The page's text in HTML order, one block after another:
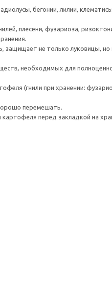
бегонии, лилии,
плесени, фузариоза,
защищает не только луковицы, но
необходимых для
(гнили при хранении:
перемешать.
перед закладкой на